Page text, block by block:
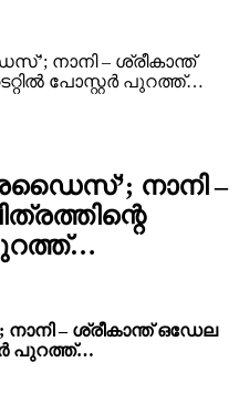
നാനി – ശ്രീകാന്ത്
പോസ്റ്റർ പുറത്ത്…
നാനി –
നാനി – ശ്രീകാന്ത് ഒഡേല
പുറത്ത്…